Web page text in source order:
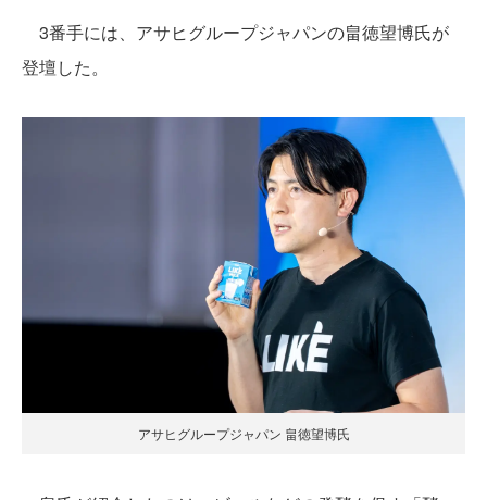
3番手には、アサヒグループジャパンの畠徳望博氏が
登壇した。
アサヒグループジャパン 畠徳望博氏